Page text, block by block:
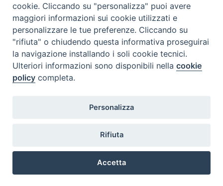
Nasce la Consulta Diocesana delle Aggregazioni Laicali di Castellaneta
Archivio comunicati stampa
2026 © Diocesi di Castellaneta
Vita consacrata
cookie. Cliccando su "personalizza" puoi avere
maggiori informazioni sui cookie utilizzati e
personalizzare le tue preferenze. Cliccando su
"rifiuta" o chiudendo questa informativa proseguirai
la navigazione installando i soli cookie tecnici.
Ulteriori informazioni sono disponibili nellacookie
policy completa.
Personalizza
Rifiuta
Accetta